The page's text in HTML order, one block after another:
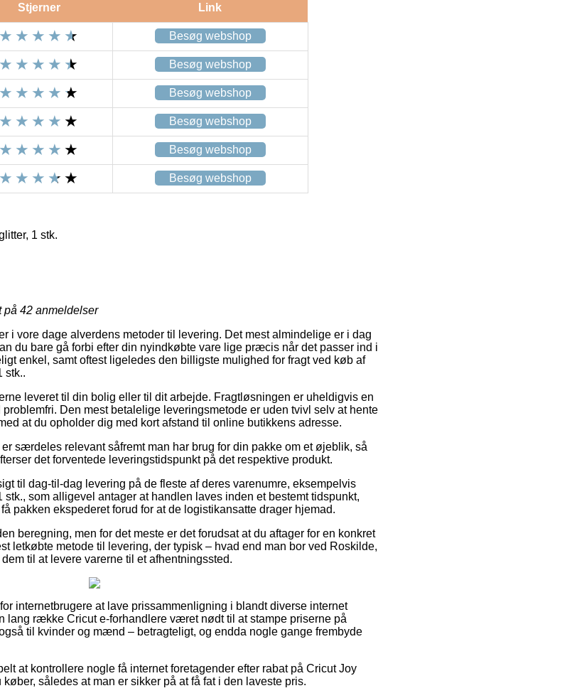
Stjerner Link
Besøg webshop
Besøg webshop
Besøg webshop
Besøg webshop
Besøg webshop
Besøg webshop
1 stk.
på 42 anmeldelser
i vore dage alverdens metoder til levering. Det mest almindelige er i dag
du bare gå forbi efter din nyindkøbte vare lige præcis når det passer ind i
enkel, samt oftest ligeledes den billigste mulighed for fragt ved køb af
stk..
leveret til din bolig eller til dit arbejde. Fragtløsningen er uheldigvis en
Den mest betalelige leveringsmetode er uden tvivl selv at hente
at du opholder dig med kort afstand til online butikkens adresse.
særdeles relevant såfremt man har brug for din pakke om et øjeblik, så
det forventede leveringstidspunkt på det respektive produkt.
til dag-til-dag levering på de fleste af deres varenumre, eksempelvis
stk., som alligevel antager at handlen laves inden et bestemt tidspunkt,
pakken ekspederet forud for at de logistikansatte drager hjemad.
beregning, men for det meste er det forudsat at du aftager for en konkret
letkøbte metode til levering, der typisk – hvad end man bor ved Roskilde,
til at levere varerne til et afhentningssted.
internetbrugere at lave prissammenligning i blandt diverse internet
lang række Cricut e-forhandlere været nødt til at stampe priserne på
til kvinder og mænd – betragteligt, og endda nogle gange frembyde
at kontrollere nogle få internet foretagender efter rabat på Cricut Joy
således at man er sikker på at få fat i den laveste pris.